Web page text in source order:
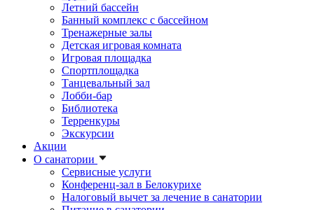
Летний бассейн
Банный комплекс с бассейном
Тренажерные залы
Детская игровая комната
Игровая площадка
Спортплощадка
Танцевальный зал
Лобби-бар
Библиотека
Терренкуры
Экскурсии
Акции
О санатории
Сервисные услуги
Конференц-зал в Белокурихе
Налоговый вычет за лечение в санатории